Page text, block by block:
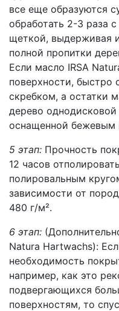
все еще образуются
обработать 2-3 раза
щеткой, выдерживая
полной пропитки
Если масло IRSA Natura Hartol останется на
поверхности, быстро
скребком, а остатки
дерево
оснащенной бежевым
5 этап: Прочность
12 часов
полировальным
зависимости от
480 г/м².
6 этап:
Natura Hartwachs):
необходимость
например, как это
подвергающихся
поверхностям, то